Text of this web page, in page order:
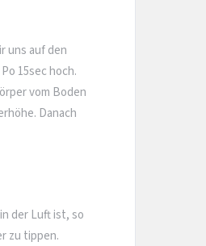
uns auf den
15sec hoch.
vom Boden
Danach
der Luft ist, so
zu tippen.